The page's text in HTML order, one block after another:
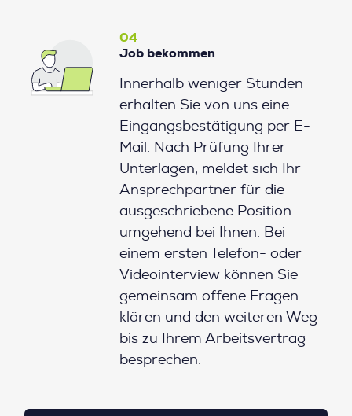
04
Job bekommen
Innerhalb weniger Stunden
erhalten Sie von uns eine
Eingangsbestätigung per E-
Mail. Nach Prüfung Ihrer
Unterlagen, meldet sich Ihr
Ansprechpartner für die
ausgeschriebene Position
umgehend bei Ihnen. Bei
einem ersten Telefon- oder
Videointerview können Sie
gemeinsam offene Fragen
klären und den weiteren Weg
bis zu Ihrem Arbeitsvertrag
besprechen.